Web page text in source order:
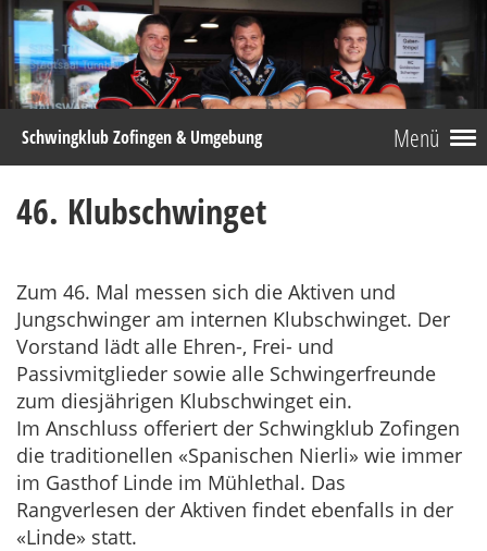
Menü
Schwingklub Zofingen & Umgebung
46. Klubschwinget
Zum 46. Mal messen sich die Aktiven und
Jungschwinger am internen Klubschwinget. Der
Vorstand lädt alle Ehren-, Frei- und
Passivmitglieder sowie alle Schwingerfreunde
zum diesjährigen Klubschwinget ein.
Im Anschluss offeriert der Schwingklub Zofingen
die traditionellen «Spanischen Nierli» wie immer
im Gasthof Linde im Mühlethal. Das
Rangverlesen der Aktiven findet ebenfalls in der
«Linde» statt.